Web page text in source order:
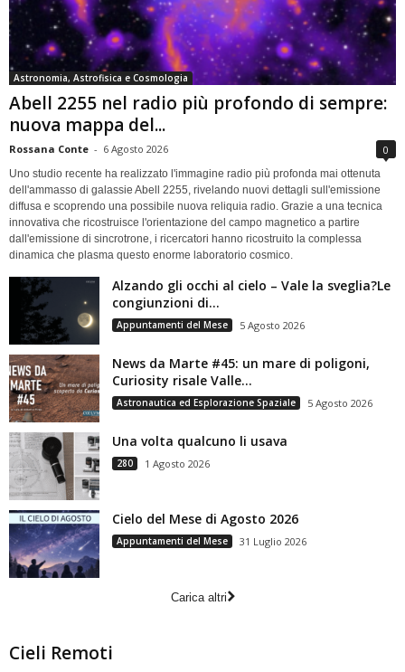
Astronomia, Astrofisica e Cosmologia
Abell 2255 nel radio più profondo di sempre:
nuova mappa del...
Rossana Conte - 6 Agosto 2026 0
Uno studio recente ha realizzato l'immagine radio più profonda mai ottenuta
dell'ammasso di galassie Abell 2255, rivelando nuovi dettagli sull'emissione
diffusa e scoprendo una possibile nuova reliquia radio. Grazie a una tecnica
innovativa che ricostruisce l'orientazione del campo magnetico a partire
dall'emissione di sincrotrone, i ricercatori hanno ricostruito la complessa
dinamica che plasma questo enorme laboratorio cosmico.
Alzando gli occhi al cielo – Vale la sveglia?Le
congiunzioni di...
Appuntamenti del Mese 5 Agosto 2026
News da Marte #45: un mare di poligoni,
Curiosity risale Valle...
Astronautica ed Esplorazione Spaziale 5 Agosto 2026
Una volta qualcuno li usava
280 1 Agosto 2026
Cielo del Mese di Agosto 2026
Appuntamenti del Mese 31 Luglio 2026
Carica altri
Cieli Remoti